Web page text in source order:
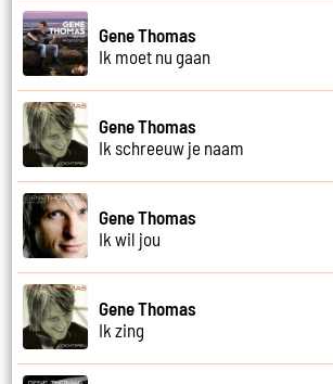
Gene Thomas
Ik moet nu gaan
Gene Thomas
Ik schreeuw je naam
Gene Thomas
Ik wil jou
Gene Thomas
Ik zing